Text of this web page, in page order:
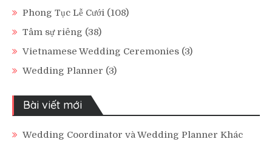
Phong Tục Lễ Cưới (108)
Tâm sự riêng (38)
Vietnamese Wedding Ceremonies (3)
Wedding Planner (3)
Bài viết mới
Wedding Coordinator và Wedding Planner Khác